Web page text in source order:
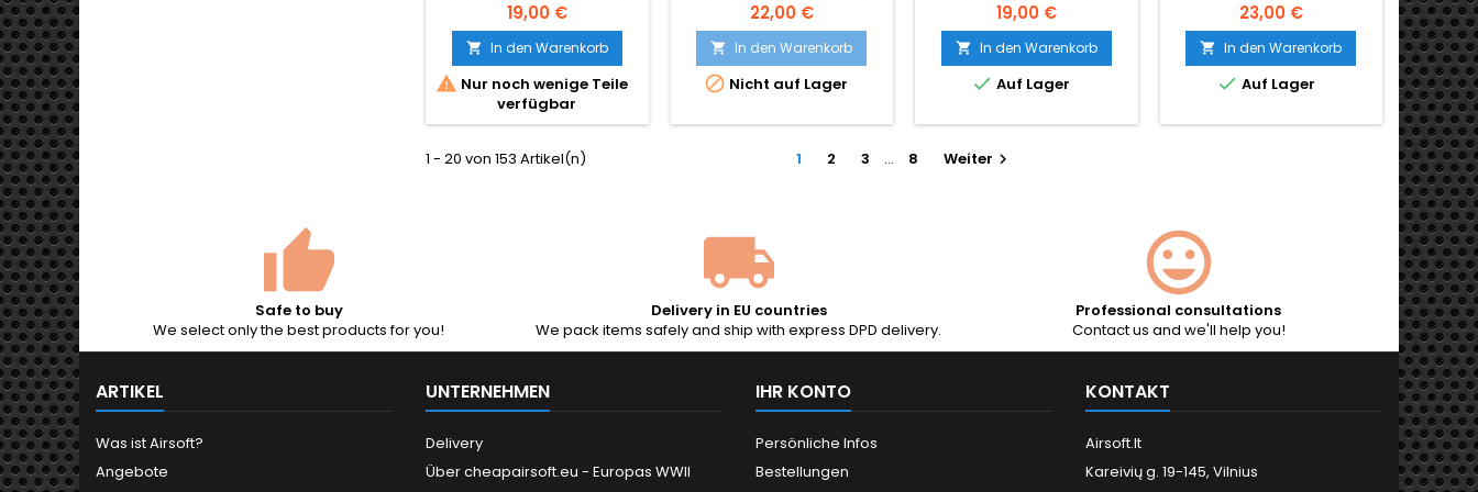
g, 6 mm, 1.000 Schuss.
Hergestellt von Specna
Arms (BLS Taiwan): die
schwersten
Scharfschützen-BBs auf
dem Markt, mit einer
Durchmessertoleranz von
polierter Oberfläche für
19,00 €
 In den Warenkorb
 Nur noch wenige Teile
verfügbar
Nachbildung
22,00 €
 In den Warenkorb
 Nicht auf Lager
Cybergun 603404
19,00 €
 In den Warenkorb
 Auf Lager
23,00 €
 In den Warenkorb
 Auf Lager
1 - 20 von 153 Artikel(n) 1 2 3 … 8 Weiter 
Safe to buy
We select only the best products for you!
Delivery in EU countries
We pack items safely and ship with express DPD delivery.
Professional consultations
Contact us and we'll help you!
ARTIKEL
Was ist Airsoft?
Angebote
UNTERNEHMEN
Delivery
Über cheapairsoft.eu - Europas WWII
IHR KONTO
Persönliche Infos
Bestellungen
KONTAKT
Airsoft.lt
Kareivių g. 19-145, Vilnius